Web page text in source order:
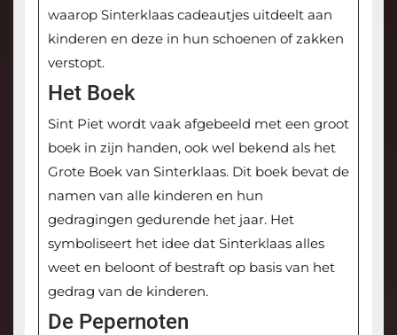
waarop Sinterklaas cadeautjes uitdeelt aan
kinderen en deze in hun schoenen of zakken
verstopt.
Het Boek
Sint Piet wordt vaak afgebeeld met een groot
boek in zijn handen, ook wel bekend als het
Grote Boek van Sinterklaas. Dit boek bevat de
namen van alle kinderen en hun
gedragingen gedurende het jaar. Het
symboliseert het idee dat Sinterklaas alles
weet en beloont of bestraft op basis van het
gedrag van de kinderen.
De Pepernoten